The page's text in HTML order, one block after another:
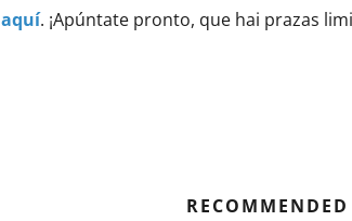
aquí. ¡Apúntate pronto, que hai prazas
RECOMMENDED